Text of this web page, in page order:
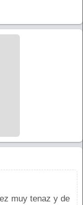
muy tenaz y de